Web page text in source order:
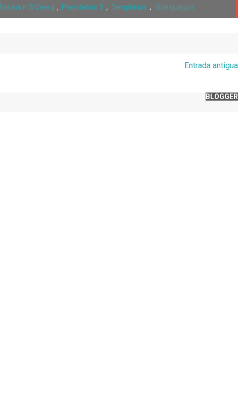
Creed , Playstation 3 , Templarios , Videojuegos
Entrada antigua
BLOGGER